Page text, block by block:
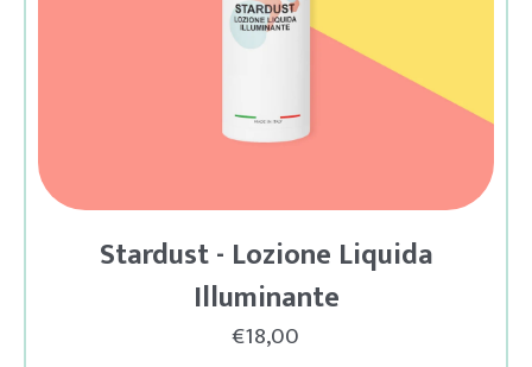
Stardust - Lozione Liquida
Illuminante
€18,00